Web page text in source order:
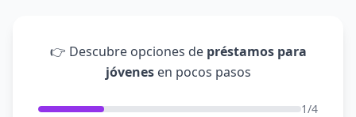
👉 Descubre opciones de préstamos para
jóvenesen pocos pasos
1/4